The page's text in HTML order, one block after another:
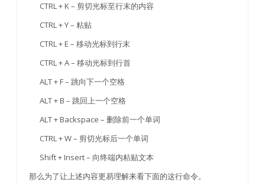
CTRL + K – 剪切光标至行末的内容
CTRL + Y – 粘贴
CTRL + E – 移动光标到行末
CTRL + A – 移动光标到行首
ALT + F – 跳向下一个空格
ALT + B – 跳回上一个空格
ALT + Backspace – 删除前一个单词
CTRL + W – 剪切光标后一个单词
Shift + Insert – 向终端内粘贴文本
那么为了让上述内容更易理解来看下面的这行命令。